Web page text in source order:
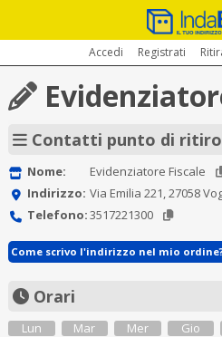
Accedi Registrati
Contatti punto di ritiro
Nome:
Evidenziatore Fiscale
Indirizzo: Via Emilia 221, 27058
Telefono:3517221300
Come scrivo l'indirizzo nel mio
Orari
Lun
Mar
Mer
Gio